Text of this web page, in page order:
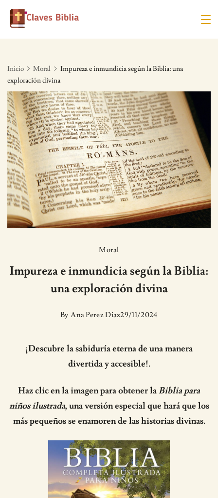
Skip
Inicio Moral
Impureza e inmundicia según la Biblia: una
exploración divina
Moral
Impureza e inmundicia según la Biblia:
una exploración divina
By Ana Perez Diaz29/11/2024
¡Descubre la sabiduría eterna de una manera
divertida y accesible!.
Haz clic en la imagen para obtener laBiblia para
niños ilustrada, una versión especial que hará que los
más pequeños se enamoren de las historias divinas.